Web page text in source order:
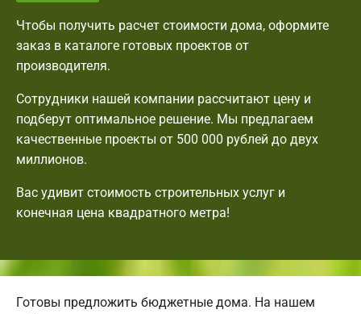
Чтобы получить расчет стоимости дома, оформите
заказ в каталоге готовых проектов от
производителя.
Сотрудники нашей компании рассчитают цену и
подберут оптимальное решение. Мы предлагаем
качественные проекты от 500 000 рублей до двух
миллионов.
Вас удивит стоимость строительных услуг и
конечная цена квадратного метра!
Готовы предложить бюджетные дома. На нашем